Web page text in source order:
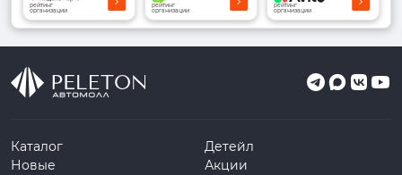
рейтинг
организации
рейтинг
организации
рейтинг
организации
Каталог
Новые
Детейл
Акции